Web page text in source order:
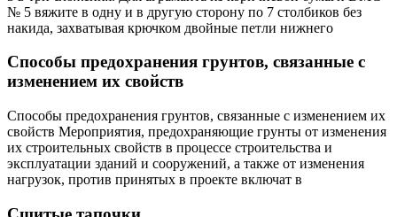
№ 5 вяжите в одну и в другую сторону по 7 столбиков без
накида, захватывая крючком двойные петли нижнего
Способы предохранения грунтов, связанные с
изменением их свойств
Способы предохранения грунтов, связанные с изменением их
свойств Мероприятия, предохраняющие грунты от изменения
их строительных свойств в процессе строительства и
эксплуатации зданий и сооружений, а также от изменения
нагрузок, против принятых в проекте включат в